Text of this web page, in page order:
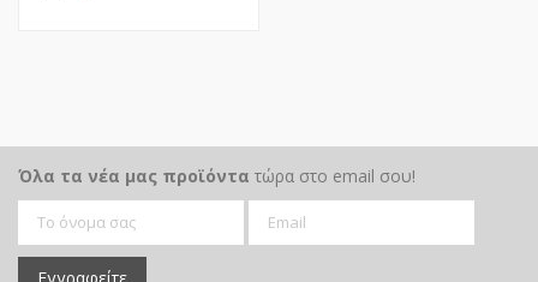
Όλα τα νέα μας προϊόντα τώρα στο email σου!
Εγγραφείτε